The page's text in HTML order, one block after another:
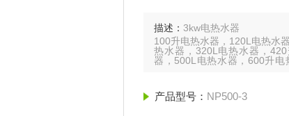
描述：3kw电热水器
100升电热水器，120L电热水
热水器，320L电热水器，
器，500L电热水器，600升电
产品型号： NP500-3